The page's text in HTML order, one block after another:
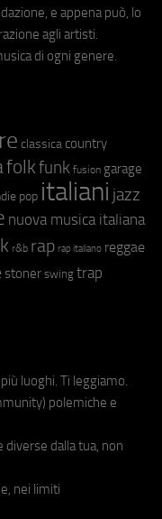
e appena può, lo
agli artisti.
di ogni genere.
classica country
folkfunk fusion garage
pop italiani jazz
nuova musica italiana
r&b rap rap italiano reggae
stoner swing trap
luoghi. Ti leggiamo.
polemiche e
diverse dalla tua, non
nei limiti